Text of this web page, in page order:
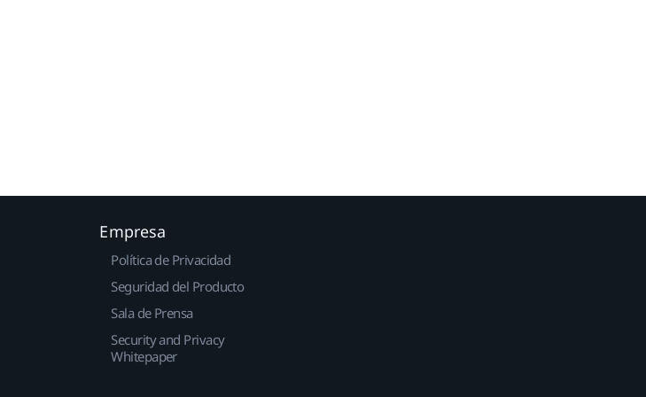
Empresa
Política de Privacidad
Seguridad del Producto
Sala de Prensa
Security and Privacy
Whitepaper